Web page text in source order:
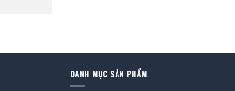
DANH MỤC SẢN PHẨM